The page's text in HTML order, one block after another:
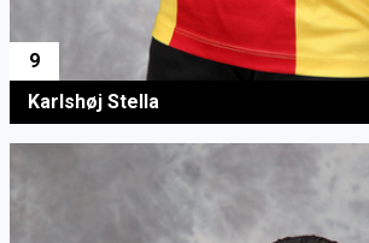
9
Karlshøj Stella